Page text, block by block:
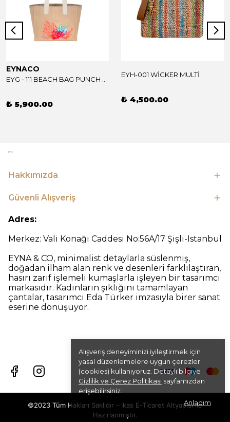
Alışveriş deneyiminizi iyileştirmek için
yasal düzenlemelere uygun çerezler
(cookies) kullanıyoruz. Detaylı bilgiye
Gizlilik ve Çerez Politikası sayfamızdan
erişebilirsiniz.
Anladım
EYNACO
₺ 5,900.00
EYH-001 WİCKER MULTİ
₺ 4,500.00
Hakkımızda
Güvenli Alışveriş
Adres:
Merkez: Vali Konağı Caddesi No:56A/17 Şişli-Istanbul
EYNA & CO, minimalist detaylarla süslenmiş,
doğadan ilham alan renk ve desenleri farklılaştıran,
hasırı zarif işlemeli kumaşlarla işleyen bir tasarımcı
markasıdır. Kadınların şıklığını tamamlayan
çantalar, tasarımcı Eda Türker imzasıyla birer sanat
eserine dönüşüyor.
©2023 Tüm Hakları Saklıdır - ikas E-Ticaret Altyapısı ile
Hazırlanmıştır.